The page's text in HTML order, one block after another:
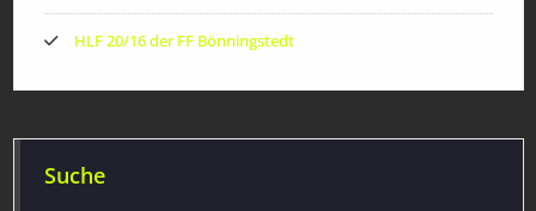
HLF 20/16 der FF Bönningstedt
Suche